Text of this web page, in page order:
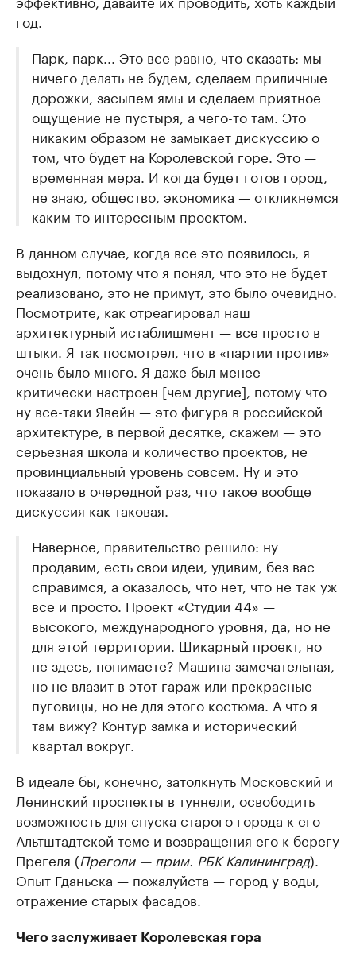
год.
Парк, парк... Это все равно, что сказать: мы
ничего делать не будем, сделаем приличные
дорожки, засыпем ямы и сделаем приятное
ощущение не пустыря, а чего-то там. Это
никаким образом не замыкает дискуссию о
том, что будет на Королевской горе. Это —
временная мера. И когда будет готов город,
не знаю, общество, экономика — откликнемся
каким-то интересным проектом.
В данном случае, когда все это появилось, я
выдохнул, потому что я понял, что это не будет
реализовано, это не примут, это было очевидно.
Посмотрите, как отреагировал наш
архитектурный истаблишмент — все просто в
штыки. Я так посмотрел, что в «партии против»
очень было много. Я даже был менее
критически настроен [чем другие], потому что
ну все-таки Явейн — это фигура в российской
архитектуре, в первой десятке, скажем — это
серьезная школа и количество проектов, не
провинциальный уровень совсем. Ну и это
показало в очередной раз, что такое вообще
дискуссия как таковая.
Наверное, правительство решило: ну
продавим, есть свои идеи, удивим, без вас
справимся, а оказалось, что нет, что не так уж
все и просто. Проект «Студии 44» —
высокого, международного уровня, да, но не
для этой территории. Шикарный проект, но
не здесь, понимаете? Машина замечательная,
но не влазит в этот гараж или прекрасные
пуговицы, но не для этого костюма. А что я
там вижу? Контур замка и исторический
квартал вокруг.
В идеале бы, конечно, затолкнуть Московский и
Ленинский проспекты в туннели, освободить
возможность для спуска старого города к его
Альтштадтской теме и возвращения его к берегу
Прегеля (Преголи — прим. РБК Калининград).
Опыт Гданьска — пожалуйста — город у воды,
отражение старых фасадов.
Чего заслуживает Королевская гора